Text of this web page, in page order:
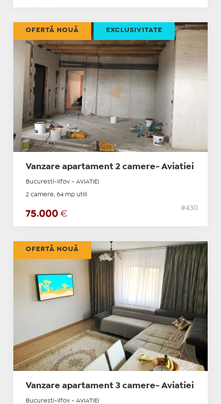
Vanzare apartament 2 camere- Aviatiei
Bucuresti-Ilfov - AVIATIEI
2 camere, 64 mp utili
75.000 €
#430
OFERTĂ NOUĂ EXCLUSIVITATE
Vanzare apartament 3 camere- Aviatiei
Bucuresti-Ilfov - AVIATIEI
OFERTĂ NOUĂ